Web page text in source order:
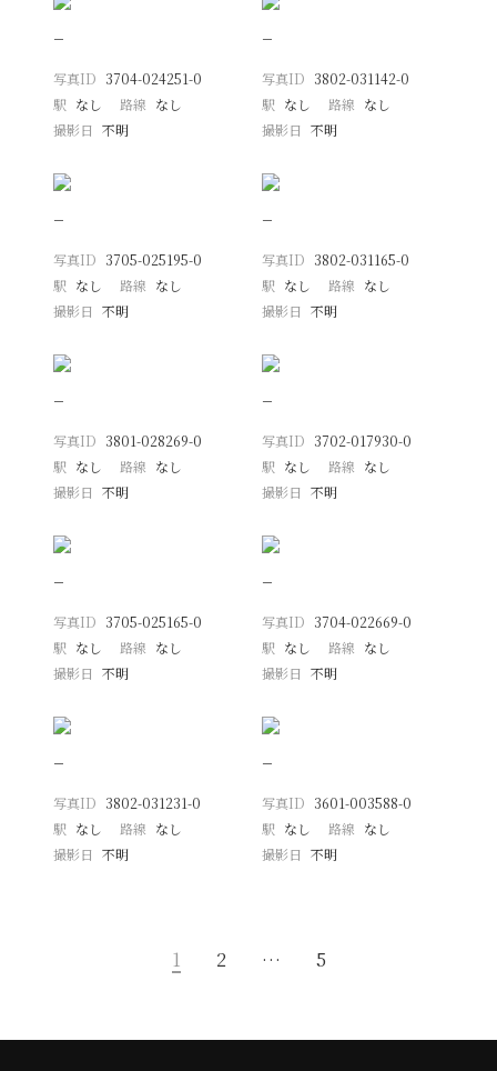
−
写真ID 3704-024251-0
駅 なし 路線 なし
撮影日
不明
−
写真ID 3802-031142-0
駅 なし 路線 なし
撮影日 不明
−
写真ID 3705-025195-0
駅 なし 路線 なし
撮影日
不明
−
写真ID 3802-031165-0
駅 なし 路線 なし
撮影日 不明
−
写真ID 3801-028269-0
駅 なし 路線 なし
撮影日
不明
−
写真ID 3702-017930-0
駅 なし 路線 なし
撮影日 不明
−
写真ID 3705-025165-0
駅 なし 路線 なし
撮影日
不明
−
写真ID 3704-022669-0
駅 なし 路線 なし
撮影日 不明
−
写真ID 3802-031231-0
駅 なし 路線 なし
撮影日
不明
−
写真ID 3601-003588-0
駅 なし 路線 なし
撮影日 不明
1 2 … 5